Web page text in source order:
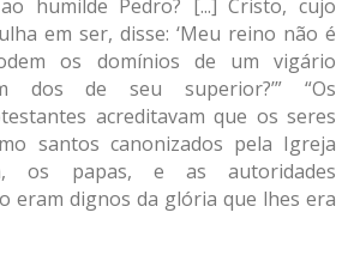
humilde Pedro? [...] Cristo, cujo
em ser, disse: ‘Meu reino não é
os domínios de um vigário
dos de seu superior?’” “Os
acreditavam que os seres
santos canonizados pela Igreja
os papas, e as autoridades
eram dignos da glória que lhes era